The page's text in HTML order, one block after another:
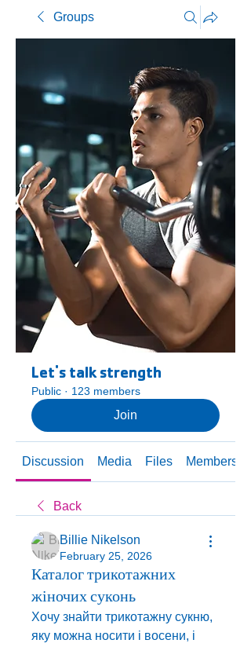
Groups
Let's talk strength
Public · 123 members
Join
Discussion Media Files Members
Back
Billie Nikelson
February 25, 2026
Каталог трикотажних
жіночих суконь
Хочу знайти трикотажну сукню,
яку можна носити і восени, і